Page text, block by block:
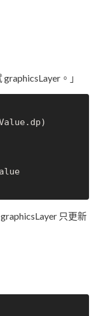
。」
只更新